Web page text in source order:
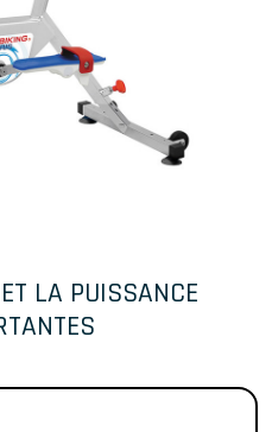
LA PUISSANCE